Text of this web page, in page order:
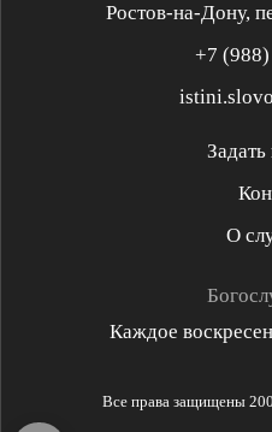
Служение
Служение
Проповедь
Ростов-на-Дону,
+7
Все права защищены
Задать
О
Каждое